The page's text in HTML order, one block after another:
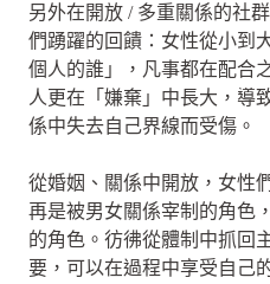
另外在開放 / 多重關係的社
們踴躍的回饋：女性從小到
個人的誰」，凡事都在配合
人更在「嫌棄」中長大，導
係中失去自己界線而受傷。
從婚姻、關係中開放，女性
再是被男女關係宰制的角色
的角色。彷彿從體制中抓回
要，可以在過程中享受自己